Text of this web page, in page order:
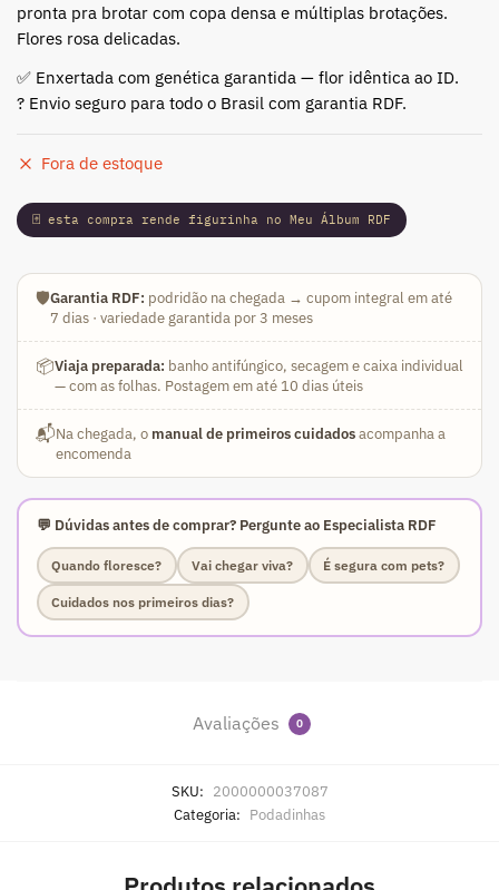
pronta pra brotar com copa densa e múltiplas brotações.
Flores rosa delicadas.
✅ Enxertada com genética garantida — flor idêntica ao ID.
? Envio seguro para todo o Brasil com garantia RDF.
Fora de estoque
🃏 esta compra rende figurinha no Meu Álbum RDF
🛡️Garantia RDF: podridão na chegada → cupom integral em até
7 dias · variedade garantida por 3 meses
📦Viaja preparada: banho antifúngico, secagem e caixa individual
— com as folhas. Postagem em até 10 dias úteis
📬Na chegada, o manual de primeiros cuidadosacompanha a
encomenda
💬 Dúvidas antes de comprar? Pergunte ao Especialista RDF
Quando floresce? Vai chegar viva? É segura com pets?
Cuidados nos primeiros dias?
Avaliações 0
SKU: 2000000037087
Categoria: Podadinhas